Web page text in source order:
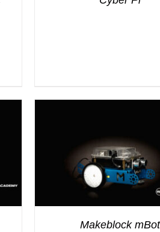
Makeblock mBot